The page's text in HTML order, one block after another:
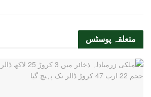
متعلقہ پوسٹس